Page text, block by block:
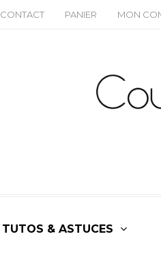
CONTACT PANIER MON
TUTOS & ASTUCES